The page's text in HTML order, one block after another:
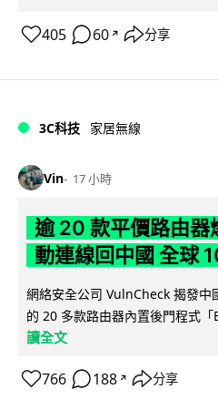
405 60 ↗ 分享
3C科技 家居無線
Vin 17 小時
逾 20 款平價路由器
動連線回中國 全球
網絡安全公司 VulnCheck 揭發
的 20 多款路由器內置後門程式
讀全文
766 188 ↗ 分享